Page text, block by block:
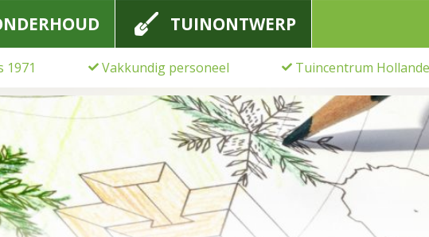
TUINONTWERP
1971 Vakkundig personeel Tuincentrum